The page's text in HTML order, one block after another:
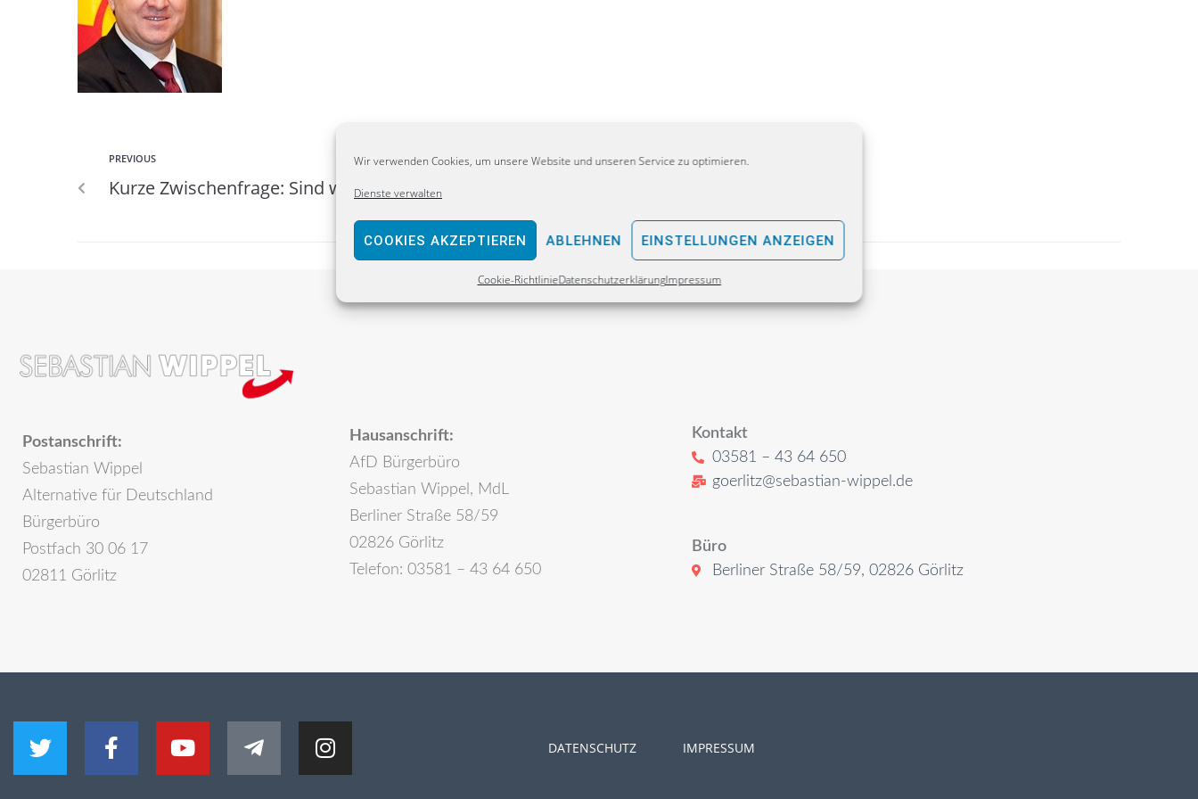
Wir verwenden Cookies, um unsere Website und unseren Service zu optimieren.
Dienste verwalten
COOKIES AKZEPTIEREN ABLEHNEN EINSTELLUNGEN ANZEIGEN
Cookie-RichtlinieDatenschutzerklärungImpressum
PREVIOUS
Kurze Zwischenfrage: Sind wir noch ein Staat?
Postanschrift:
Sebastian Wippel
Alternative für Deutschland
Bürgerbüro
Postfach 30 06 17
02811 Görlitz
Hausanschrift:
AfD Bürgerbüro
Sebastian Wippel, MdL
Berliner Straße 58/59
02826 Görlitz
Telefon: 03581 – 43 64 650
Kontakt
03581 – 43 64 650
goerlitz@sebastian-wippel.de
Büro
Berliner Straße 58/59, 02826 Görlitz
DATENSCHUTZ IMPRESSUM